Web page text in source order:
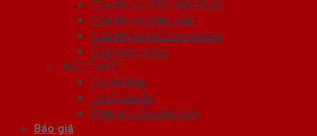
Cửa Nhựa ABS Hàn Quốc
Cửa Nhựa Đài Loan
Cửa Nhựa Gỗ Composite
Cửa vòm nhựa
NỘI THẤT
Tủ Kệ Bếp
Tủ Quần Áo
Phụ kiện cửa nhà tắm
Báo giá